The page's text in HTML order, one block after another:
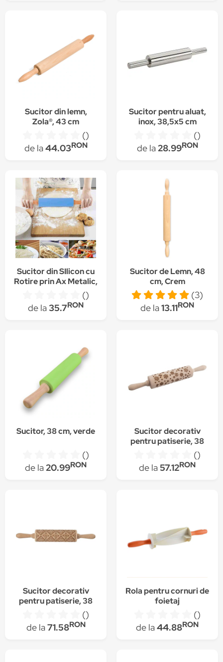
Sucitor din lemn,
Zola®, 43 cm
()
de la44.03RON
Sucitor pentru aluat,
inox, 38,5x5 cm
()
de la28.99RON
Sucitor din SIlicon cu
Rotire prin Ax Metalic,
pentru Modelat
Aluatul pentru
Prajituri, Calitate si
()
de la35.7RON
Sucitor de Lemn, 48
cm, Crem
(3)
de la13.11RON
Sucitor, 38 cm, verde
()
de la20.99RON
Sucitor decorativ
pentru patiserie, 38
()
de la57.12RON
Sucitor decorativ
pentru patiserie, 38
()
de la71.58RON
Rola pentru cornuri de
foietaj
()
de la44.88RON